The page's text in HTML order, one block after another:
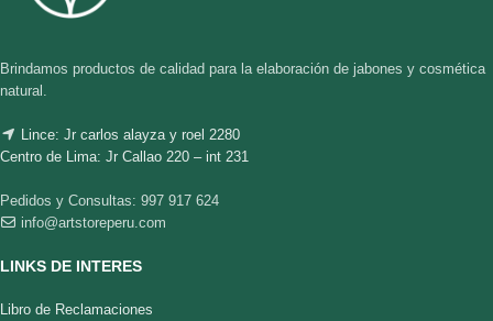
Brindamos productos de calidad para la elaboración de jabones y cosmética
natural.
Lince: Jr carlos alayza y roel 2280
Centro de Lima: Jr Callao 220 – int 231
Pedidos y Consultas: 997 917 624
info@artstoreperu.com
LINKS DE INTERES
Libro de Reclamaciones